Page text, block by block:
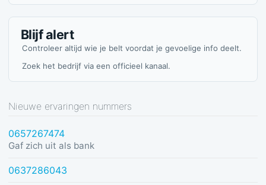
Blijf alert
Controleer altijd wie je belt voordat je gevoelige info deelt.
Zoek het bedrijf via een officieel kanaal.
Nieuwe ervaringen nummers
0657267474
Gaf zich uit als bank
0637286043